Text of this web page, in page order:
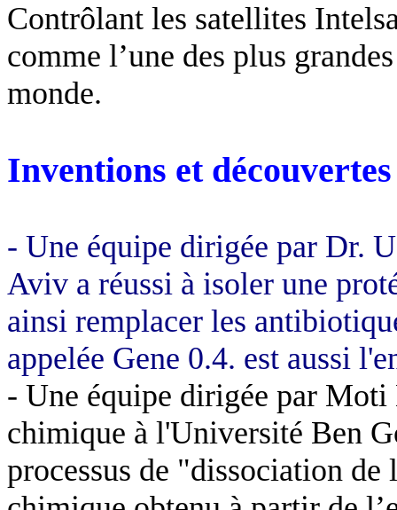
Contrôlant les satellites
comme l’une des plus
monde.
Inventions et découvertes
- Une équipe dirigée par Dr.
Aviv a réussi à isoler une
ainsi remplacer les
appelée Gene 0.4. est aussi
- Une équipe dirigée par Moti
chimique à l'Université Ben
processus de "dissociation